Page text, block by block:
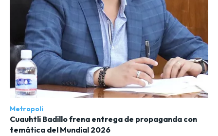
Metropoli
Cuauhtli Badillo frena entrega de propaganda con
temática del Mundial 2026